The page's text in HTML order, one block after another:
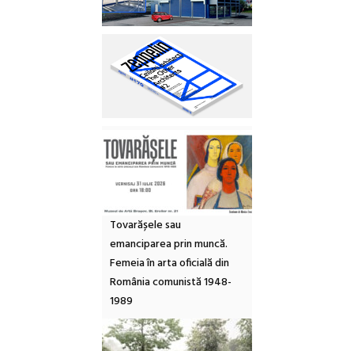
Tovarășele sau
emanciparea prin muncă.
Femeia în arta oficială din
România comunistă 1948-
1989